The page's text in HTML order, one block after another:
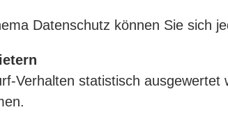
Datenschutz können Sie sich
Verhalten statistisch ausgewertet